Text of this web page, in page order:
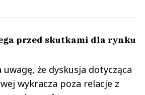
przed skutkami dla rynku
uwagę, że dyskusja dotycząca
wykracza poza relacje z